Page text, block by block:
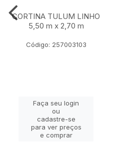
CORTINA TULUM LINHO
5,50 m x 2,70 m
Código: 257003103
Faça seu login
ou
cadastre-se
para ver preços
e comprar